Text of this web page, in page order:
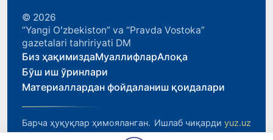
© 2026
“Yangi Oʻzbekiston” va “Pravda Vostoka”
gazetalari tahririyati DM
Биз ҳақимиздаМуаллифларАлоқа
Бўш иш ўринлари
Материаллардан фойдаланиш қоидалари
Барча ҳуқуқлар ҳимояланган. Ишлаб чиқарди yuz.uz